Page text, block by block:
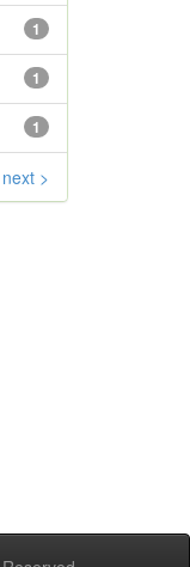
1
1
1
next >